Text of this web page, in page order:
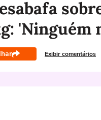
Exibir comentários